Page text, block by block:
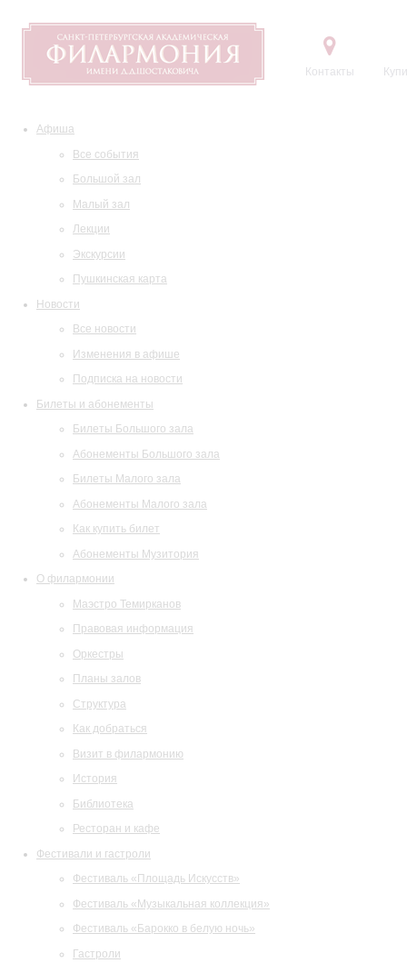
Контакты
Афиша
Все события
Большой зал
Малый зал
Лекции
Экскурсии
Пушкинская карта
Новости
Все новости
Изменения в афише
Подписка на новости
Билеты и абонементы
Билеты Большого зала
Абонементы Большого зала
Билеты Малого зала
Абонементы Малого зала
Как купить билет
Абонементы Музитория
О филармонии
Маэстро Темирканов
Правовая информация
Оркестры
Планы залов
Структура
Как добраться
Визит в филармонию
История
Библиотека
Ресторан и кафе
Фестивали и гастроли
Фестиваль «Площадь Искусств»
Фестиваль «Музыкальная коллекция»
Фестиваль «Барокко в белую ночь»
Гастроли